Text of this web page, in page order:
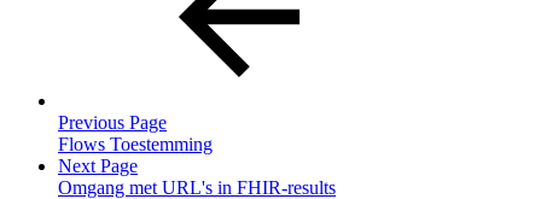
Previous Page
Flows Toestemming
Next Page
Omgang met URL's in FHIR-results